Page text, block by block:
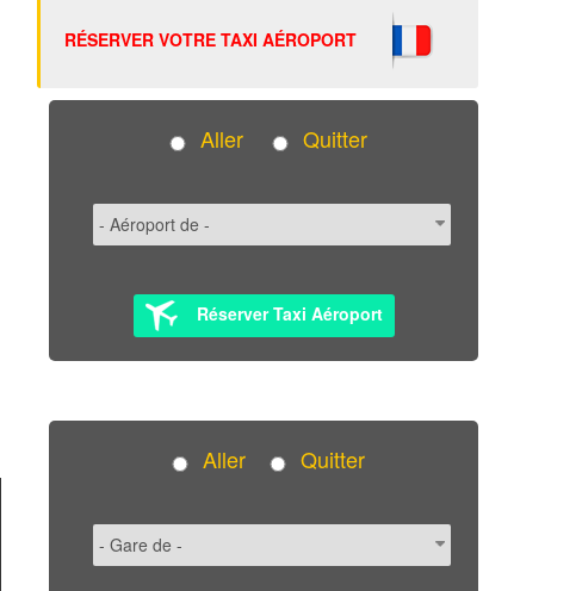
RÉSERVER VOTRE TAXI AÉROPORT
Aller Quitter
Réserver Taxi Aéroport
Aller Quitter